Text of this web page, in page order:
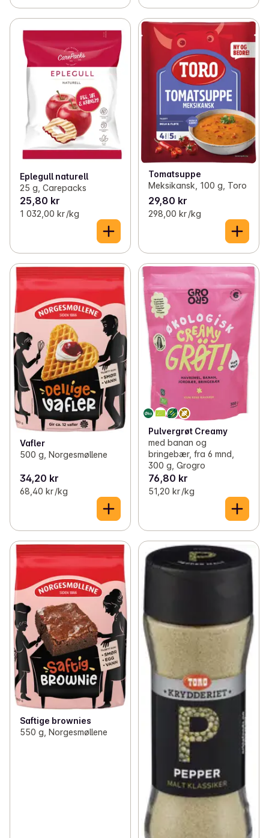
Eplegull naturell
25 g, Carepacks
25,80 kr
1 032,00 kr /kg
Tomatsuppe
Meksikansk, 100 g, Toro
29,80 kr
298,00 kr /kg
Vafler
500 g, Norgesmøllene
34,20 kr
68,40 kr /kg
Pulvergrøt Creamy
med banan og
bringebær, fra 6 mnd,
300 g, Grogro
76,80 kr
51,20 kr /kg
Saftige brownies
550 g, Norgesmøllene